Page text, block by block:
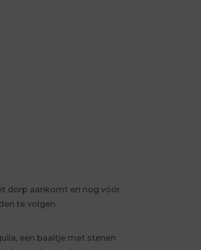
dorp aankomt en nog vóór
te volgen.
een baaitje met stenen